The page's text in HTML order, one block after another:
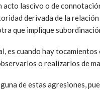
lascivo o de
derivada de la
que implique
es cuando hay
o realizarlos de
de estas agresiones,